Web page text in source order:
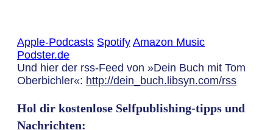
Apple-Podcasts Spotify Amazon Music
Podster.de
Und hier der rss-Feed von »Dein Buch mit Tom
Oberbichler«: http://dein_buch.libsyn.com/rss
Hol dir kostenlose Selfpublishing-tipps und
Nachrichten: